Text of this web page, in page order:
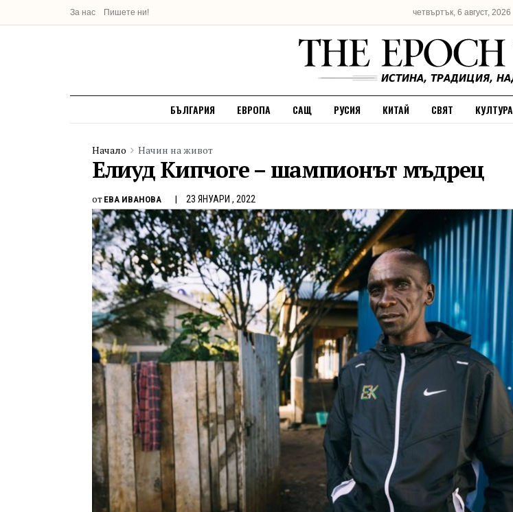
За нас Пишете ни! четвъртък, 6 август, 2026
БЪЛГАРИЯ ЕВРОПА САЩ РУСИЯ КИТАЙ СВЯТ КУЛТУРА
Начало Начин на живот
Елиуд Кипчоге – шампионът мъдрец
от ЕВА ИВАНОВА 23 ЯНУАРИ , 2022